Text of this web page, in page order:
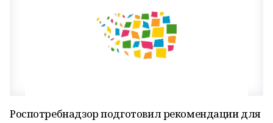
Роспотребнадзор подготовил рекомендации для